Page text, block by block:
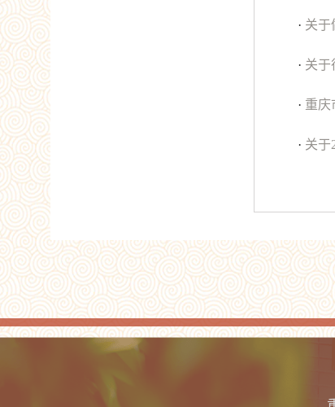
· 关于
· 关于
· 重庆
· 关于